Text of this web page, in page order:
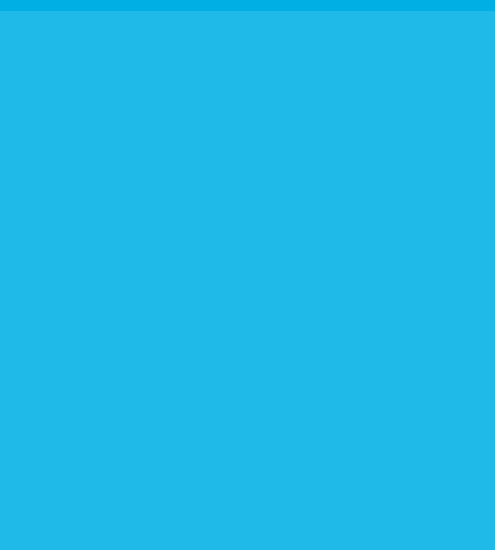
Ausübung öffentlicher Gewalt erfolgt, die uns übertragen wurde;